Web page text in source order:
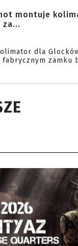
montuje
za...
dla
zamku